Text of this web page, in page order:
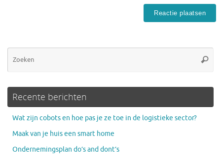
Recente berichten
Wat zijn cobots en hoe pas je ze toe in de logistieke sector?
Maak van je huis een smart home
Ondernemingsplan do’s and dont’s